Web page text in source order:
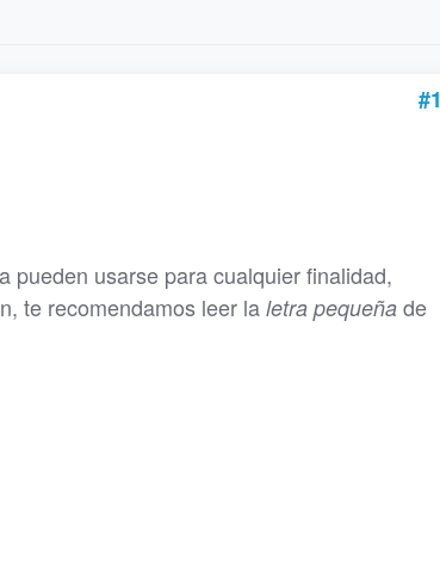
#1
pueden usarse para cualquier finalidad,
te recomendamos leer la letra pequeña de